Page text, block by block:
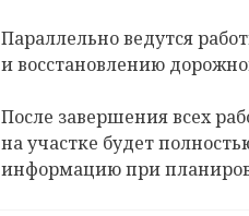
Параллельно ведутся
и восстановлению
После завершения всех
на участке будет
информацию при